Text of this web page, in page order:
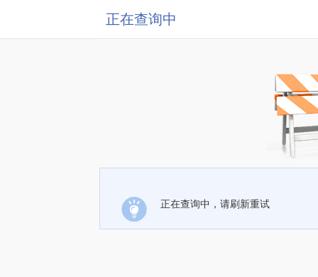
正在查询中
正在查询中，请刷新重试